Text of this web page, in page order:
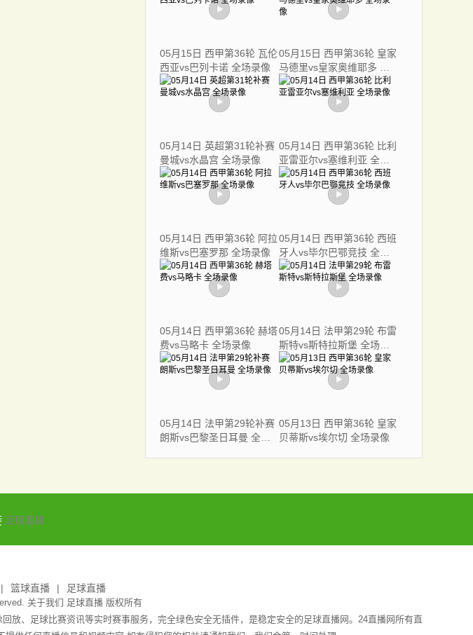
05月15日 西甲第36轮 瓦伦
西亚vs巴列卡诺 全场录像
05月15日 西甲第36轮 皇家
马德里vs皇家奥维耶多 全
场录像
05月14日 英超第31轮补赛
曼城vs水晶宫 全场录像
05月14日 西甲第36轮 比利
亚雷亚尔vs塞维利亚 全场
录像
05月14日 西甲第36轮 阿拉
维斯vs巴塞罗那 全场录像
05月14日 西甲第36轮 西班
牙人vs毕尔巴鄂竞技 全场
录像
05月14日 西甲第36轮 赫塔
费vs马略卡 全场录像
05月14日 法甲第29轮 布雷
斯特vs斯特拉斯堡 全场录
像
05月14日 法甲第29轮补赛
朗斯vs巴黎圣日耳曼 全场
05月13日 西甲第36轮 皇家
贝蒂斯vs埃尔切 全场录像
足球直播
篮球直播 足球直播
关于我们 足球直播版权所有
放、足球比赛资讯等实时赛事服务，完全绿色安全无插件，是稳定安全的足球直播网。24直播网所有直